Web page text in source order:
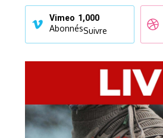
Vimeo 1,000
AbonnésSuivre